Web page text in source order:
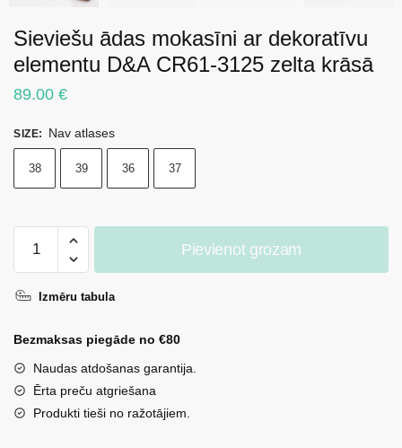
Sieviešu ādas mokasīni ar dekoratīvu
elementu D&A CR61-3125 zelta krāsā
89.00 €
SIZE: Nav atlases
38 39 36 37
ādas
ar
elementu
D&A
CR61-
3125
Pievienot grozam
Izmēru tabula
Bezmaksas piegāde no €80
Naudas atdošanas garantija.
Ērta preču atgriešana
Produkti tieši no ražotājiem.